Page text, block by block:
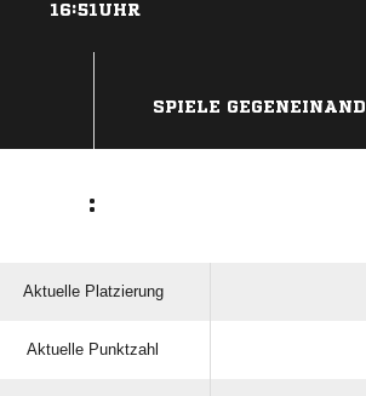
16:51UHR
SPIELE
:
Aktuelle Platzierung
Aktuelle Punktzahl